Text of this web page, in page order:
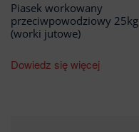
Piasek workowany
przeciwpowodziowy 25kg
(worki jutowe)
Dowiedz się więcej